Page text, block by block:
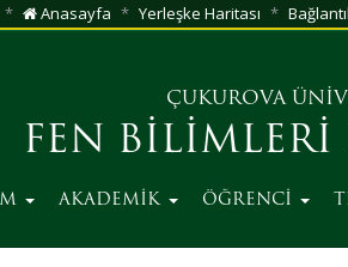
Anasayfa Yerleşke Haritası
ÇUKUROVA
FEN BİLİMLERİ
AKADEMİK ÖĞRENCİ